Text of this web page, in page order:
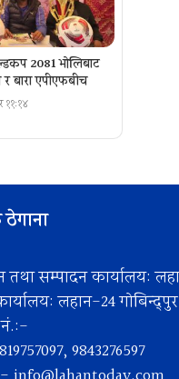
2081 भोलिबाट
बारा एपीएफबीच
११:१४
तथा सम्पादन कार्यालय:
लहान-24 गोबिन्द्पुर
9843276597